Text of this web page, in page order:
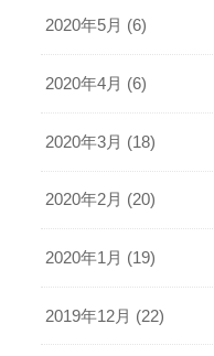
2020年5月 (6)
2020年4月 (6)
2020年3月 (18)
2020年2月 (20)
2020年1月 (19)
2019年12月 (22)